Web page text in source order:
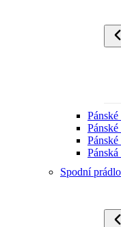
Spodní prádlo